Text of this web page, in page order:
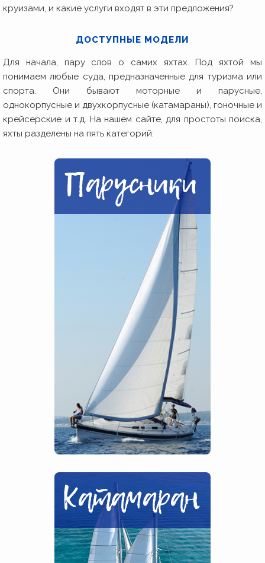
круизами, и какие услуги входят в эти предложения?
ДОСТУПНЫЕ МОДЕЛИ
Для начала, пару слов о самих яхтах. Под яхтой мы
понимаем любые суда, предназначенные для туризма или
спорта. Они бывают моторные и парусные,
однокорпусные и двухкорпусные (катамараны), гоночные и
крейсерские и т.д. На нашем сайте, для простоты поиска,
яхты разделены на пять категорий: